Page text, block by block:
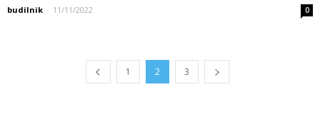
budilnik - 11/11/2022 0
1 2 3